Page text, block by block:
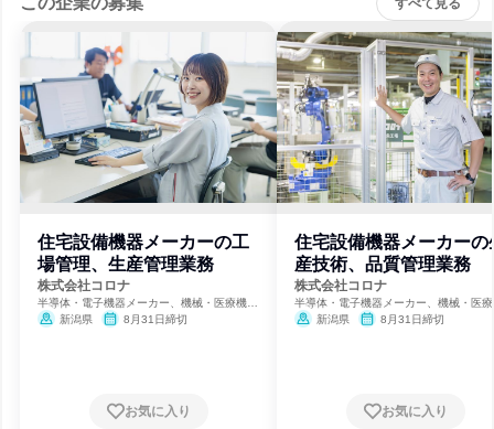
すべて見る
住宅設備機器メーカーの工
場管理、生産管理業務
株式会社コロナ
半導体・電子機器メーカー、機械・医療機器
メーカー、鉄鋼・金属メーカー
新潟県 8月31日締切
お気に入り
住宅設備機器メーカーの
産技術、品質管理業務
株式会社コロナ
半導体・電子機器メーカー、機械・医
メーカー、鉄鋼・金属メーカー
新潟県 8月31日締切
お気に入り